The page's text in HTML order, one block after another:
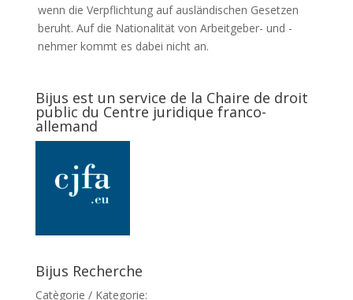
wenn die Verpflichtung auf ausländischen Gesetzen
beruht. Auf die Nationalität von Arbeitgeber- und -
nehmer kommt es dabei nicht an.
Bijus est un service de la Chaire de droit
public du Centre juridique franco-
allemand
Bijus Recherche
Catègorie / Kategorie: